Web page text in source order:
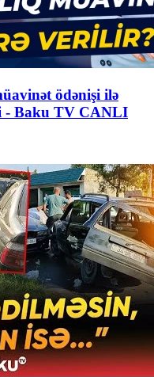
ödənişi ilə
- Baku TV CANLI